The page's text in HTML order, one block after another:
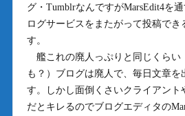
グ・TumblrなんですがMarsEdit4を
ログサービスをまたがって投稿でき
す。
艦これの廃人っぷりと同じくらい
も？）ブログは廃人で、毎日文章
す。しかし面倒くさいクライアント
だとキレるのでブログエディタの